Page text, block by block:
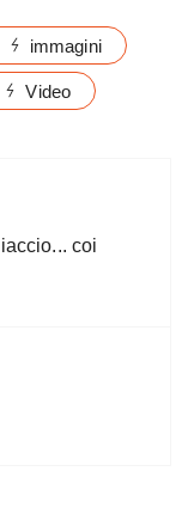
immagini
Video
coi